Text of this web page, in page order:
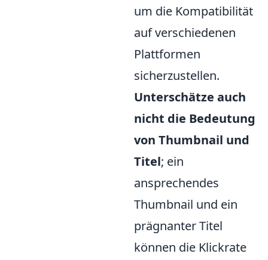
um die Kompatibilität
auf verschiedenen
Plattformen
sicherzustellen.
Unterschätze auch
nicht die Bedeutung
von Thumbnail und
Titel; ein
ansprechendes
Thumbnail und ein
prägnanter Titel
können die Klickrate